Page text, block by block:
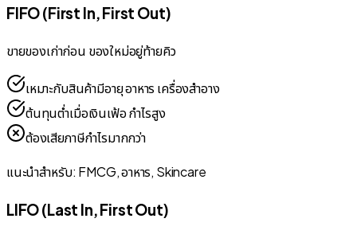
FIFO (First In, First Out)
ขายของเก่าก่อน ของใหม่อยู่ท้ายคิว
เหมาะกับสินค้ามีอายุ อาหาร เครื่องสำอาง
ต้นทุนต่ำเมื่อเงินเฟ้อ กำไรสูง
ต้องเสียภาษีกำไรมากกว่า
แนะนำสำหรับ: FMCG, อาหาร, Skincare
LIFO (Last In, First Out)